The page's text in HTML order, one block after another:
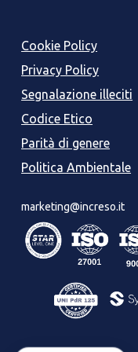
Cookie Policy
Privacy Policy
Segnalazione illeciti
Codice Etico
Parità di genere
Politica Ambientale
marketing@increso.it